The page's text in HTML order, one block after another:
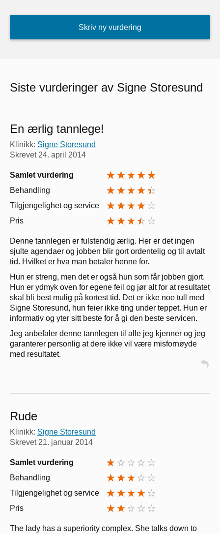
Skriv ny vurdering
Siste vurderinger av Signe Storesund
En ærlig tannlege!
Klinikk: Signe Storesund
Skrevet24. april 2014
Samlet vurdering
Behandling
Tilgjengelighet og service
Pris
Denne tannlegen er fulstendig ærlig. Her er det ingen
sjulte agendaer og jobben blir gort ordentelig og til avtalt
tid. Hvilket er hva man betaler henne for.
Hun er streng, men det er også hun som får jobben gjort.
Hun er ydmyk oven for egene feil og jør alt for at resultatet
skal bli best mulig på kortest tid. Det er ikke noe tull med
Signe Storesund, hun feier ikke ting under teppet. Hun er
informativ og yter sitt beste for å gi den beste servicen.
Jeg anbefaler denne tannlegen til alle jeg kjenner og jeg
garanterer personlig at dere ikke vil være misfornøyde
med resultatet.
Rude
Klinikk: Signe Storesund
Skrevet21. januar 2014
Samlet vurdering
Behandling
Tilgjengelighet og service
Pris
The lady has a superiority complex. She talks down to